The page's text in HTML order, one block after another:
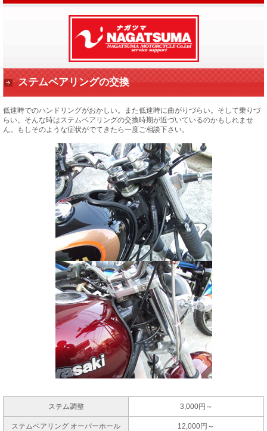
ステムベアリングの交換
低速時でのハンドリングがおかしい。また低速時に曲がりづらい。そして乗りづ
らい。そんな時はステムベアリングの交換時期が近づいているのかもしれませ
ん。もしそのような症状がでてきたら一度ご相談下さい。
ステム調整 3,000円～
ステムベアリング オーバーホール 12,000円～